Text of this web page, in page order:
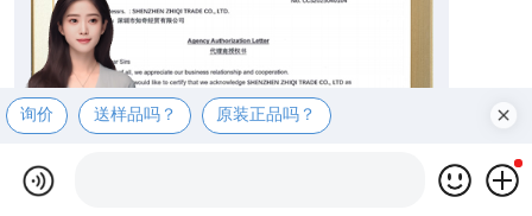
询价 送样品吗？ 原装正品吗？